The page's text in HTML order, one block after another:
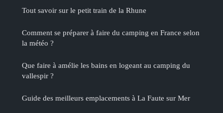
Tout savoir sur le petit train de la Rhune
Comment se préparer à faire du camping en France selon
la météo ?
Que faire à amélie les bains en logeant au camping du
vallespir ?
Guide des meilleurs emplacements à La Faute sur Mer